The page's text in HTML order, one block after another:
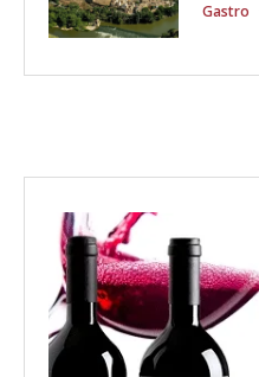
Gastro